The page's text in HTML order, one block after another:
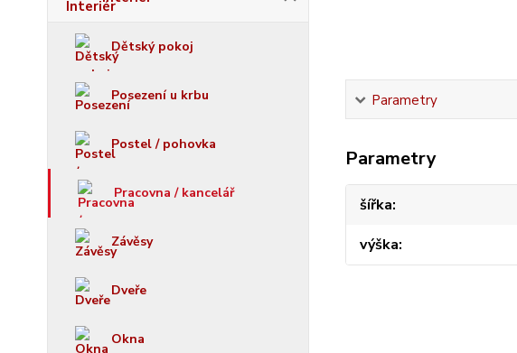
Dětský pokoj
Posezení u krbu
Postel / pohovka
Pracovna / kancelář
Závěsy
Dveře
Okna
Parametry
Parametry
šířka
výška